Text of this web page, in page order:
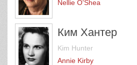
Nellie O'Shea
Ким Хантер
Kim Hunter
Annie Kirby